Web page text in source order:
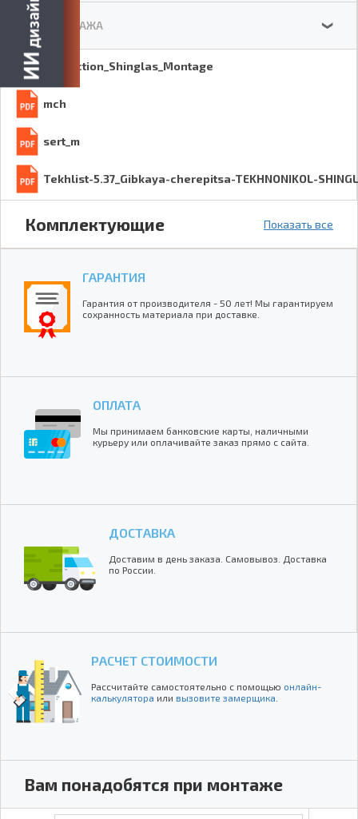
Instruction_Shinglas_Montage
mch
sert_m
Tekhlist-5.37_Gibkaya-cherepitsa-TEKHNONIKOL-
СХЕМА МОНТАЖА ❯
Комплектующие Показать все
ГАРАНТИЯ
Гарантия от производителя - 50 лет! Мы гарантируем
сохранность материала при доставке.
ОПЛАТА
Мы принимаем банковские карты, наличными
курьеру или оплачивайте заказ прямо с сайта.
ДОСТАВКА
Доставим в день заказа. Самовывоз. Доставка
по России.
РАСЧЕТ СТОИМОСТИ
Рассчитайте самостоятельно с помощью онлайн-
калькулятора или вызовите замерщика
Вам понадобятся при монтаже